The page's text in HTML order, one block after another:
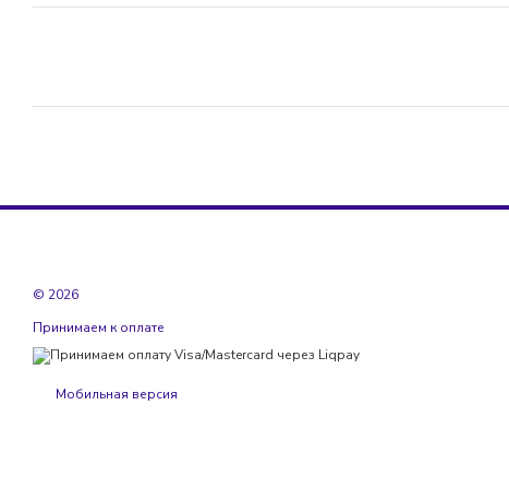
© 2026
Принимаем к оплате
Мобильная версия